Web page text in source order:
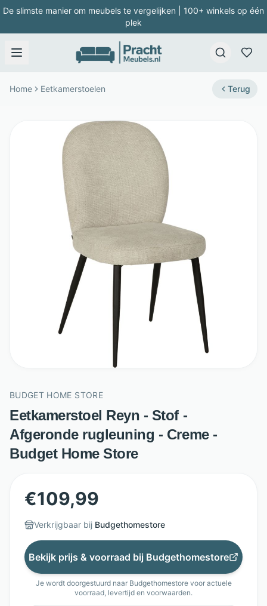
De slimste manier om meubels te vergelijken | 100+ winkels op één
plek
Home Eetkamerstoelen Terug
BUDGET HOME STORE
Eetkamerstoel Reyn - Stof -
Afgeronde rugleuning - Creme -
Budget Home Store
€109,99
Verkrijgbaar bij Budgethomestore
Bekijk prijs & voorraad bij Budgethomestore
Je wordt doorgestuurd naar Budgethomestorevoor actuele
voorraad, levertijd en voorwaarden.